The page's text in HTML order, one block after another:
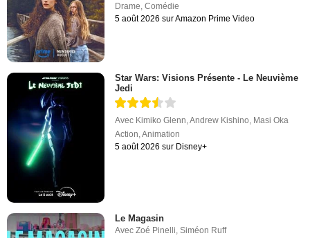
Drame ,Comédie
5 août 2026 sur Amazon Prime Video
Star Wars: Visions Présente - Le Neuvième
Jedi
Avec Kimiko Glenn,Andrew Kishino, Masi Oka
Action,Animation
5 août 2026 sur Disney+
Le Magasin
AvecZoé Pinelli,Siméon Ruff